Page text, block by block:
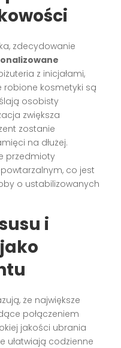
zdecydowanie
z inicjałami,
robione kosmetyki są
osobisty
zwiększa
zostanie
na dłużej.
przedmioty
co jest
o ustabilizowanych
i
że największe
połączeniem
jakości ubrania
ułatwiają codzienne